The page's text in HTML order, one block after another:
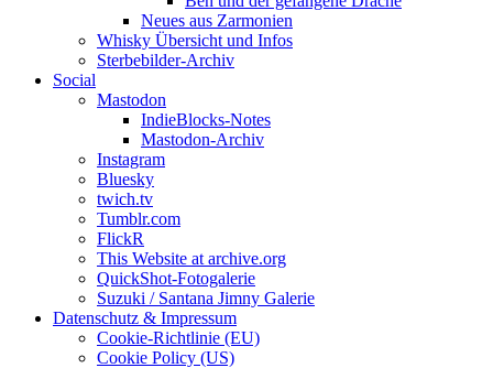
Neues aus Zarmonien
Whisky Übersicht und Infos
Sterbebilder-Archiv
Social
Mastodon
IndieBlocks-Notes
Mastodon-Archiv
Instagram
Bluesky
twich.tv
Tumblr.com
FlickR
This Website at archive.org
QuickShot-Fotogalerie
Suzuki / Santana Jimny Galerie
Datenschutz & Impressum
Cookie-Richtlinie (EU)
Cookie Policy (US)